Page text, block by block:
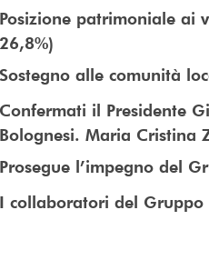
Posizione patrimoniale ai
26,8%)
Sostegno alle comunità
Confermati il Presidente
Bolognesi. Maria Cristina
Prosegue l’impegno del
I collaboratori del